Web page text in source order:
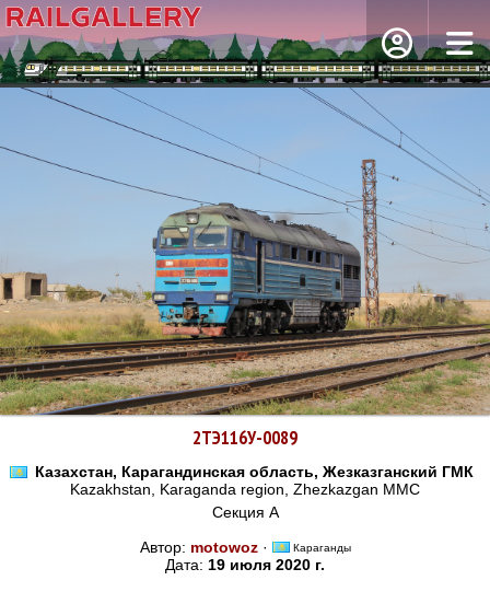
2ТЭ116У-0089
Казахстан, Карагандинская область, Жезказганский ГМК
Kazakhstan, Karaganda region, Zhezkazgan MMC
Секция А
Автор: motowoz· Караганды
Дата: 19 июля 2020 г.